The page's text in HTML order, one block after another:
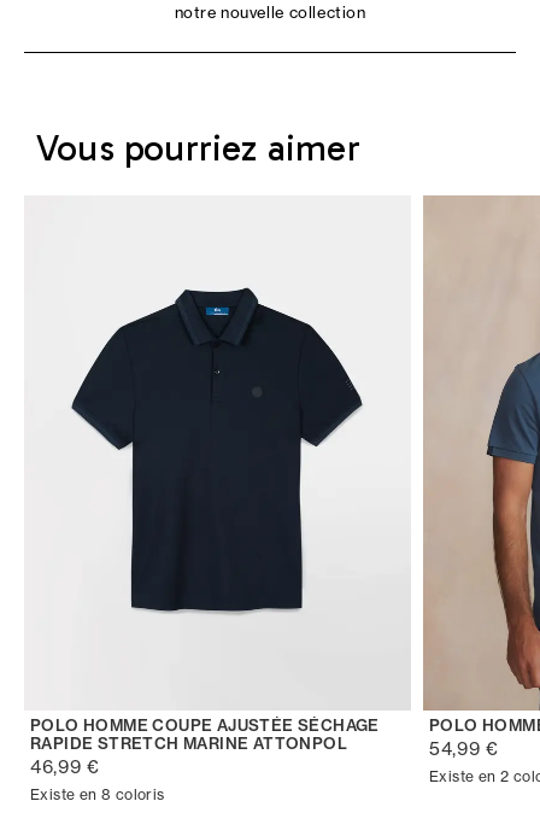
notre nouvelle collection
Vous pourriez aimer
POLO HOMME COUPE AJUSTÉE SÉCHAGE
RAPIDE STRETCH MARINE ATTONPOL
46,99 €
Existe en 8 coloris
POLO
54,99 €
Existe en 2